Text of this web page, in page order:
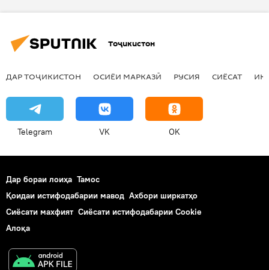
Тоҷикистон
ДАР ТОҶИКИСТОН ОСИЁИ МАРКАЗӢ РУСИЯ СИЁСАТ
Telegram VK OK
Дар бораи лоиҳа Тамос
Қоидаи истифодабарии мавод Ахбори ширкатҳо
Сиёсати махфият Сиёсати истифодабарии Cookie
Алоқа